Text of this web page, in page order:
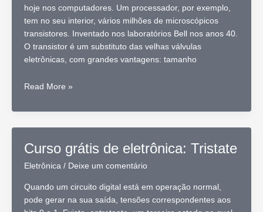
hoje nos computadores. Um processador, por exemplo,
tem no seu interior, vários milhões de microscópicos
transistores. Inventado nos laboratórios Bell nos anos 40.
O transistor é um substituto das velhas válvulas
eletrônicas, com grandes vantagens: tamanho
Curso
de
Read More »
Curso grátis de eletrônica: Tristate
Eletrônica / Deixe um comentário
Quando um circuito digital está em operação normal,
pode gerar na sua saída, tensões correspondentes aos